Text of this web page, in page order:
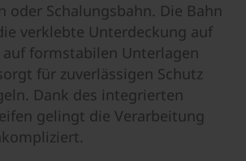
oder Schalungsbahn. Die Bahn
verklebte Unterdeckung auf
auf formstabilen Unterlagen
für zuverlässigen Schutz
Dank des integrierten
gelingt die Verarbeitung